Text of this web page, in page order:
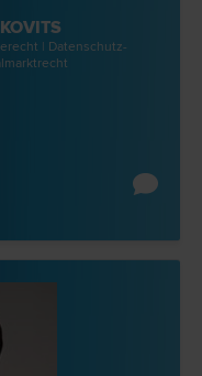
| Datenschutz­